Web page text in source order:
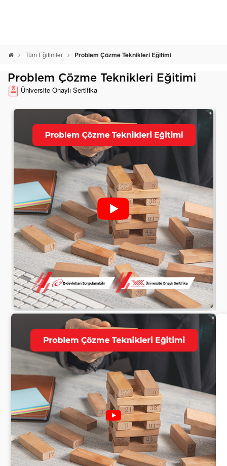
Tüm Eğitimler Problem Çözme Teknikleri Eğitimi
Problem Çözme Teknikleri Eğitimi
Üniversite Onaylı Sertifika